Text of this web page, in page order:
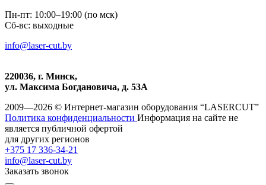
Пн-пт: 10:00–19:00 (по мск)
Сб-вс: выходные
info@laser-cut.by
220036, г. Минск,
ул. Максима Богдановича, д. 53А
2009—2026 © Интернет-магазин оборудования “LASERCUT”
Политика конфиденциальности Информация на сайте не
является публичной офертой
для других регионов
+375 17 336-34-21
info@laser-cut.by
Заказать звонок